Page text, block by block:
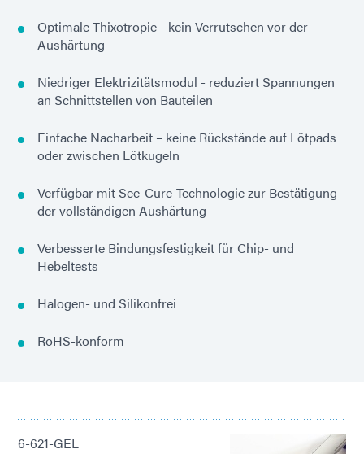
Optimale Thixotropie - kein Verrutschen vor der
Aushärtung
Niedriger Elektrizitätsmodul - reduziert Spannungen
an Schnittstellen von Bauteilen
Einfache Nacharbeit – keine Rückstände auf Lötpads
oder zwischen Lötkugeln
Verfügbar mit See-Cure-Technologie zur Bestätigung
der vollständigen Aushärtung
Verbesserte Bindungsfestigkeit für Chip- und
Hebeltests
Halogen- und Silikonfrei
RoHS-konform
6-621-GEL